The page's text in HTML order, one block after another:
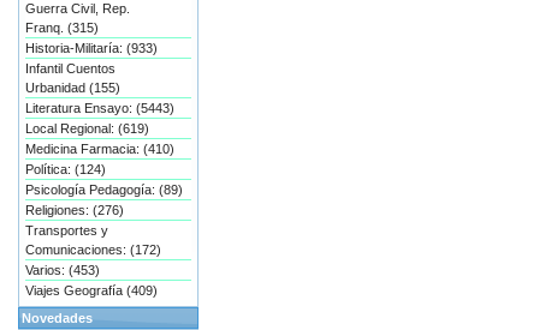
Guerra Civil, Rep.
Franq. (315)
Historia-Militaría: (933)
Infantil Cuentos
Urbanidad (155)
Literatura Ensayo: (5443)
Local Regional: (619)
Medicina Farmacia: (410)
Política: (124)
Psicología Pedagogía: (89)
Religiones: (276)
Transportes y
Comunicaciones: (172)
Varios: (453)
Viajes Geografía (409)
Novedades